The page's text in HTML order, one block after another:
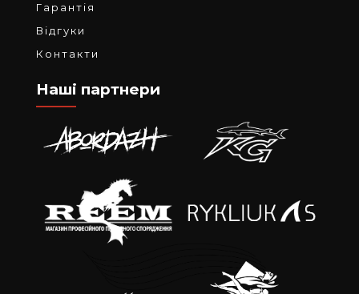
Гарантія
Відгуки
Контакти
Наші партнери